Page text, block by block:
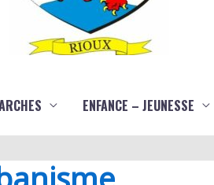
ENFANCE – JEUNESSE